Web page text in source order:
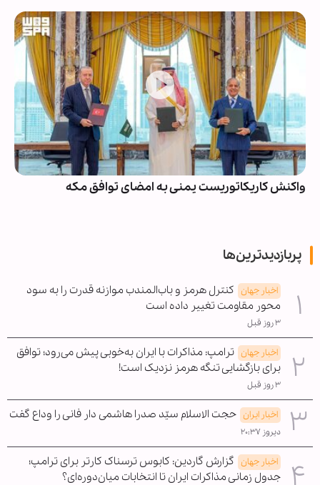
واکنش کاریکاتوریست یمنی به امضای توافق مکه
پربازدیدترین‌ها
اخبار جهان کنترل هرمز و باب‌المندب موازنه قدرت را به سود
محور مقاومت تغییر داده است
۳ روز قبل
اخبار جهان ترامپ: مذاکرات با ایران به‌خوبی پیش می‌رود؛ توافق
برای بازگشایی تنگه هرمز نزدیک است!
۳ روز قبل
اخبار ایران حجت الاسلام سیّد صدرا هاشمی دار فانی را وداع گفت
دیروز ۲۰:۳۷
اخبار جهان گزارش گاردین: کابوس ترسناک کارتر برای ترامپ؛
جدول زمانی مذاکرات ایران تا انتخابات میان‌دوره‌ای؟